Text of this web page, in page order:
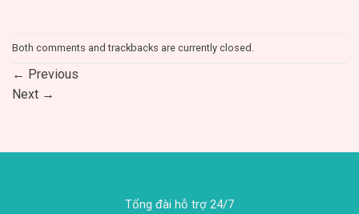
Both comments and trackbacks are currently closed.
← Previous
Next →
Tổng đài hỗ trợ 24/7